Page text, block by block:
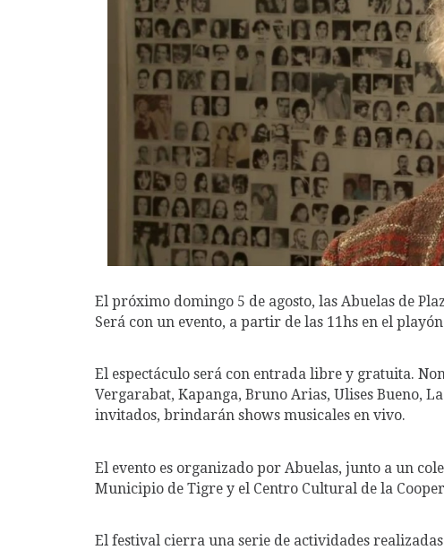
El próximo domingo 5 de agosto, las Abuelas de
Será con un evento, a partir de las 11hs en el
El espectáculo será con entrada libre y gratuita.
Vergarabat, Kapanga, Bruno Arias, Ulises Bueno,
invitados, brindarán shows musicales en vivo.
El evento es organizado por Abuelas, junto a un
Municipio de Tigre y el Centro Cultural de la
El festival cierra una serie de actividades